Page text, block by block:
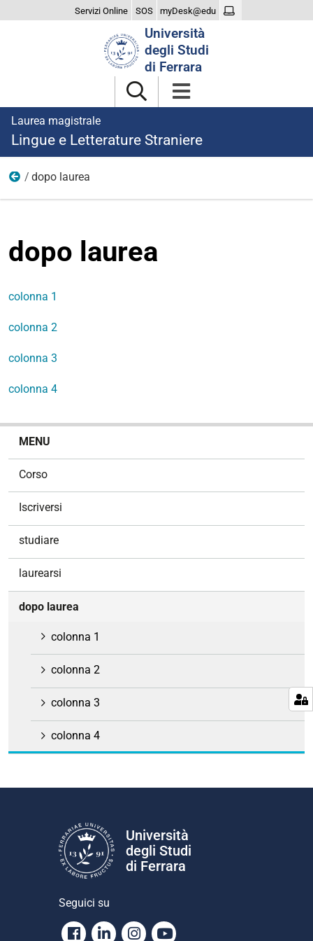
Servizi Online SOS myDesk@edu
Università
degli Studi
di Ferrara
Laurea magistrale
Lingue e Letterature Straniere
menu
dopo laurea
dopo laurea
colonna 1
colonna 2
colonna 3
colonna 4
MENU
Corso
Iscriversi
studiare
laurearsi
dopo laurea
colonna 1
colonna 2
colonna 3
colonna 4
Università
degli Studi
di Ferrara
Seguici su
Facebook
LinkedinInstagram
Youtube